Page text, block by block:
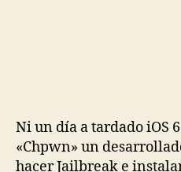
Ni un día a tardado iOS
«Chpwn» un
hacer Jailbreak e